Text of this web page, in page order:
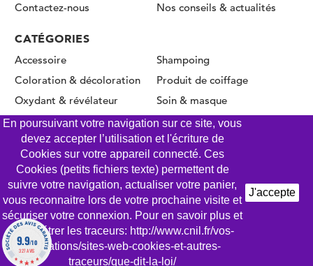
AJOUTER AU PANIER
Contactez-nous
Nos conseils & actualités
CATÉGORIES
Accessoire
Coloration & décoloration
Oxydant & révélateur
Permanente & Lissage
Shampoing
Produit de coiffage
Soin & masque
En poursuivant votre navigation sur ce site, vous
devez accepter l’utilisation et l'écriture de
Cookies sur votre appareil connecté. Ces
Cookies (petits fichiers texte) permettent de
suivre votre navigation, actualiser votre panier,
vous reconnaitre lors de votre prochaine visite et
sécuriser votre connexion. Pour en savoir plus et
paramétrer les traceurs: http://www.cnil.fr/vos-
obligations/sites-web-cookies-et-autres-
traceurs/que-dit-la-loi/
J'accepte
© CLICK COIFFURE 2026 - Tous droits réservés
Mentions légales
Conditions Générales de Vente
Gestion des Cookies
Politique de confidentialité
9.9/10
327 AVIS